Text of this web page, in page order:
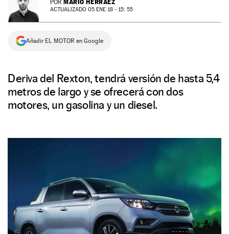
NEWSLETTER
SÍGUENOS
POR MARIO HERRÁEZ
ACTUALIZADO 05 ENE 18 - 15: 55
Añadir EL MOTOR en Google
Deriva del Rexton, tendrá versión de hasta 5,4
metros de largo y se ofrecerá con dos
motores, un gasolina y un diesel.